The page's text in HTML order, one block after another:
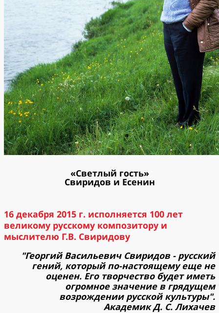
«Светлый гость»
Свиридов и Есенин
16 декабря 2015 г. исполняется 100 лет
великому русскому композитору и
мыслителю Г.В. Свиридову
"Георгий Васильевич Свиридов - русский
гений, который по-настоящему еще не
оценен. Его творчество будет иметь
огромное значение в грядущем
возрождении русской культуры".
Академик Д. С. Лихачев